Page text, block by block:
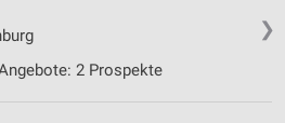
❯
2 Prospekte